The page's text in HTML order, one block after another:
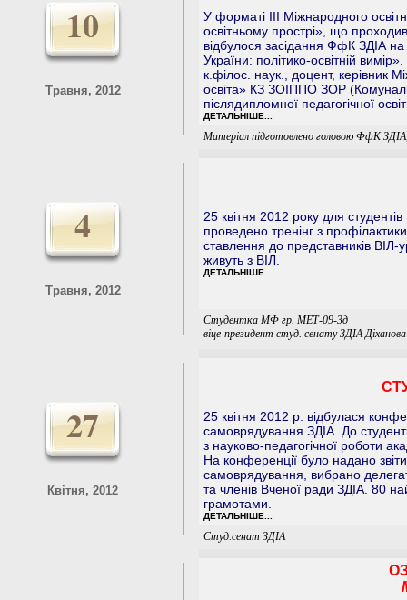
10
Травня, 2012
У форматі ІІІ Міжнародного
освітньому прострі», що
відбулося засідання ФфК ЗДІА
України: політико-освітній
к.філос. наук., доцент, керівник
освіта» КЗ ЗОІППО ЗОР
післядипломної педагогічної
ДЕТАЛЬНІШЕ...
Матеріал підготовлено головою ФфК
4
Травня, 2012
25 квітня 2012 року для
проведено тренінг з
cтaвлeння до пpедстaвникiв BIЛ-
живyть з BIЛ.
ДЕТАЛЬНІШЕ...
Студентка МФ гр. МЕТ-09-3д
віце-президент студ. сенату ЗДІА
27
Квітня, 2012
25 квітня 2012 р. відбулася
самоврядування ЗДІА. До
з науково-педагогічної роботи
На конференції було надано
самоврядування, вибрано
та членів Вченої ради ЗДІА. 80
грамотами.
ДЕТАЛЬНІШЕ...
Студ.сенат ЗДІА